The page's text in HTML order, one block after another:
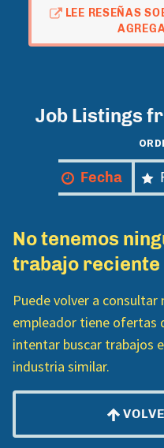
LEE RESEÑAS
Job Listings
Fecha
No tenemos
trabajo reciente
Puede volver a
empleador tiene ofertas
intentar buscar trabajos
industria similar.